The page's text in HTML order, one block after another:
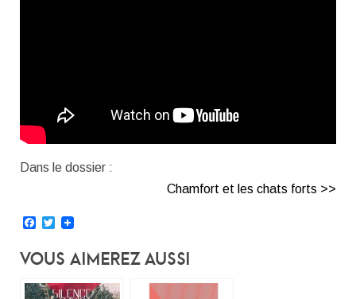
Dans le dossier :
Chamfort et les chats forts >>
Facebook
Twitter
Vous Aimerez Aussi